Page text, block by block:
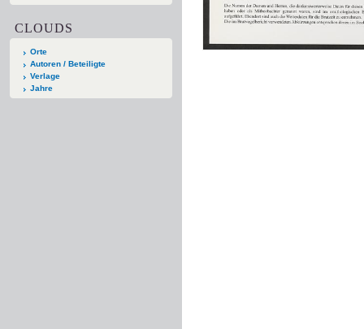
CLOUDS
Orte
Autoren / Beteiligte
Verlage
Jahre